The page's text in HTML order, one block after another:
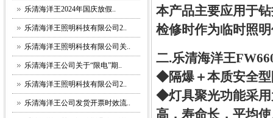
乐清海洋王2024年国庆放假..
乐清海洋王照明科技有限公司2..
乐清海洋王照明科技有限公司关..
乐清海洋王公司关于“限电”期..
乐清海洋王照明科技有限公司2..
乐清海洋王公司发货开票时效流..
本产品主要应用于
检修时作为临时照
二.乐清海洋王
◆隔爆＋本质安全型
◆灯具聚光功能采用
高，寿命长，平均